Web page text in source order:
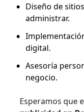
Diseño de
administrar.
digital.
Asesoría
negocio.
Esperamos que